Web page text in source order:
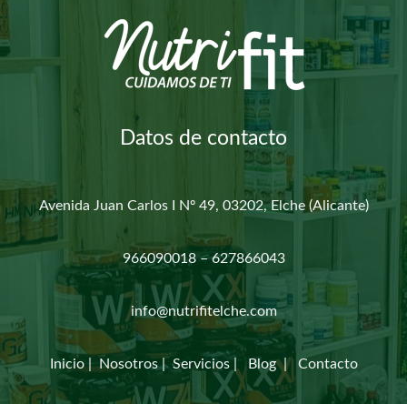
Datos de contacto
Avenida Juan Carlos I Nº 49, 03202, Elche (Alicante)
966090018 – 627866043
info@nutrifitelche.com
Inicio|Nosotros|Servicios| Blog| Contacto